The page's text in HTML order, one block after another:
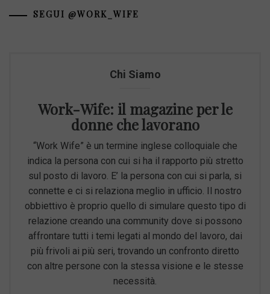
SEGUI @WORK_WIFE
Chi Siamo
Work-Wife: il magazine per le
donne che lavorano
“Work Wife” è un termine inglese colloquiale che
indica la persona con cui si ha il rapporto più stretto
sul posto di lavoro. E’ la persona con cui si parla, si
connette e ci si relaziona meglio in ufficio. Il nostro
obbiettivo è proprio quello di simulare questo tipo di
relazione creando una community dove si possono
affrontare tutti i temi legati al mondo del lavoro, dai
più frivoli ai più seri, trovando un confronto diretto
con altre persone con la stessa visione e le stesse
necessità.